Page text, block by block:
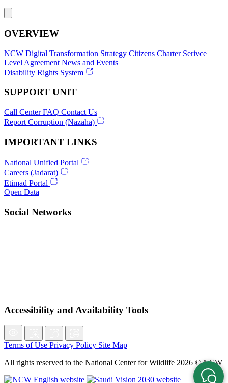
OVERVIEW
NCW Digital Transformation Strategy Citizens Charter Serivce
Level Agreement News and Events
Disability Rights System
SUPPORT UNIT
Call Center FAQ Contact Us
Report Corruption (Nazaha)
IMPORTANT LINKS
National Unified Portal
Careers (Jadarat)
Etimad Portal
Open Data
Social Networks
Accessibility and Availability Tools
Terms of Use Privacy Policy Site Map
All rights reserved to the National Center for Wildlife 2026 © NCW